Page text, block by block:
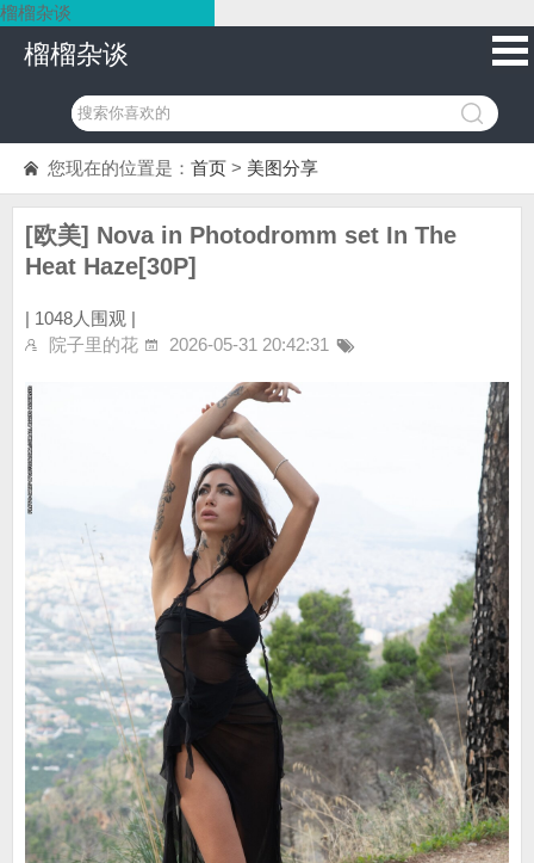
榴榴杂谈
榴榴杂谈
您现在的位置是： 首页 > 美图分享
[欧美] Nova in Photodromm set In The
Heat Haze[30P]
| 1048人围观 |
院子里的花
2026-05-31 20:42:31